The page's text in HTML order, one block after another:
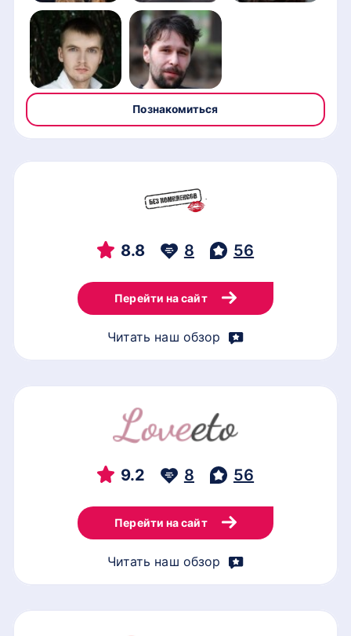
Познакомиться
8.8 8 56
Перейти на сайт
Читать наш обзор
9.2 8 56
Перейти на сайт
Читать наш обзор